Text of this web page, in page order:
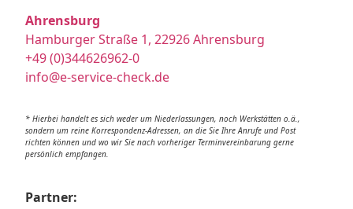
Ahrensburg
Hamburger Straße 1, 22926 Ahrensburg
+49 (0)344626962-0
info@e-service-check.de
* Hierbei handelt es sich weder um Niederlassungen, noch Werkstätten o.ä.,
sondern um reine Korrespondenz-Adressen, an die Sie Ihre Anrufe und Post
richten können und wo wir Sie nach vorheriger Terminvereinbarung gerne
persönlich empfangen.
Partner: